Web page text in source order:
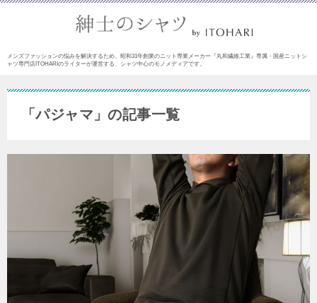
メンズファッションの悩みを解決するため、昭和31年創業のニット専業メーカー『丸和繊維工業』専属・国産ニットシ
ャツ専門店ITOHARIのライターが運営する、シャツ中心のモノメディアです。
「パジャマ」の記事一覧